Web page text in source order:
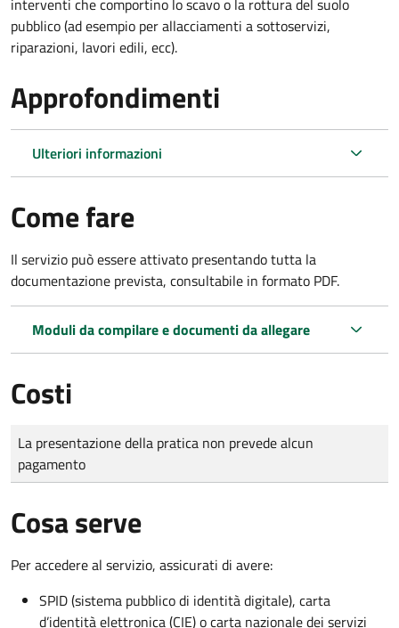
pubblico (ad esempio per allacciamenti a sottoservizi,
riparazioni, lavori edili, ecc).
Approfondimenti
Ulteriori informazioni
Come fare
Il servizio può essere attivato presentando tutta la
documentazione prevista, consultabile in formato PDF.
Moduli da compilare e documenti da allegare
Costi
Tipo di pagamento
Importo
La presentazione della pratica non prevede alcun
pagamento
Cosa serve
Per accedere al servizio, assicurati di avere:
SPID (sistema pubblico di identità digitale), carta
d’identità elettronica (CIE) o carta nazionale dei servizi